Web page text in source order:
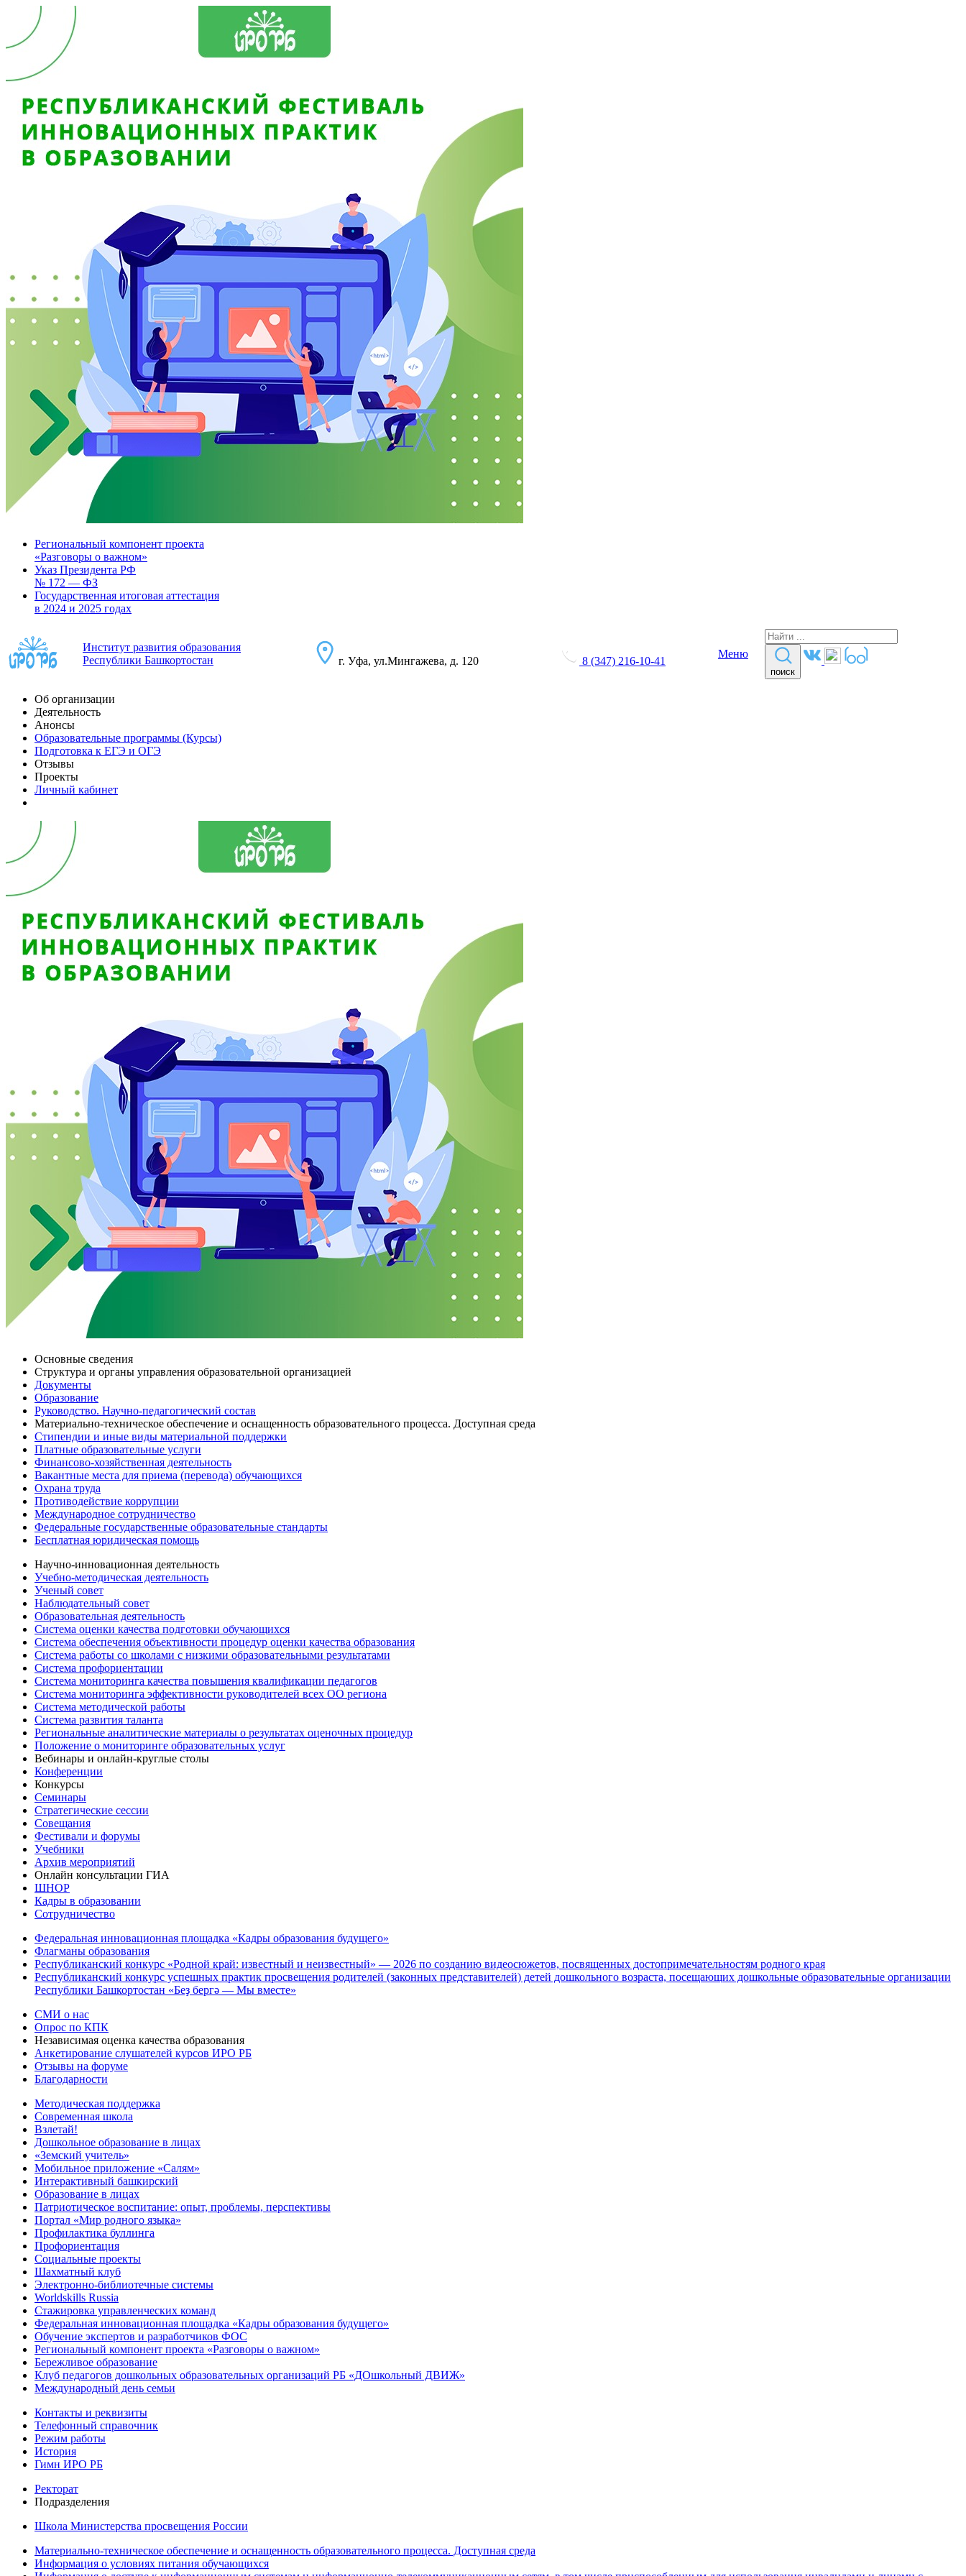
Региональный компонент проекта
«Разговоры о важном»
Указ Президента РФ
№ 172 — ФЗ
Государственная итоговая аттестация
в 2024 и 2025 годах
Институт развития образования
Республики Башкортостан
г. Уфа, ул.Мингажева, д. 120 8 (347) 216-10-41
Меню
поиск
Об организации
Деятельность
Анонсы
Образовательные программы (Курсы)
Подготовка к ЕГЭ и ОГЭ
Отзывы
Проекты
Личный кабинет
Основные сведения
Структура и органы управления образовательной организацией
Документы
Образование
Руководство. Научно-педагогический состав
Материально-техническое обеспечение и оснащенность образовательного процесса. Доступная среда
Стипендии и иные виды материальной поддержки
Платные образовательные услуги
Финансово-хозяйственная деятельность
Вакантные места для приема (перевода) обучающихся
Охрана труда
Противодействие коррупции
Международное сотрудничество
Федеральные государственные образовательные стандарты
Бесплатная юридическая помощь
Научно-инновационная деятельность
Учебно-методическая деятельность
Ученый совет
Наблюдательный совет
Образовательная деятельность
Система оценки качества подготовки обучающихся
Система обеспечения объективности процедур оценки качества образования
Система работы со школами с низкими образовательными результатами
Система профориентации
Система мониторинга качества повышения квалификации педагогов
Система мониторинга эффективности руководителей всех ОО региона
Система методической работы
Система развития таланта
Региональные аналитические материалы о результатах оценочных процедур
Положение о мониторинге образовательных услуг
Вебинары и онлайн-круглые столы
Конференции
Конкурсы
Семинары
Стратегические сессии
Совещания
Фестивали и форумы
Учебники
Архив мероприятий
Онлайн консультации ГИА
ШНОР
Кадры в образовании
Сотрудничество
Федеральная инновационная площадка «Кадры образования будущего»
Флагманы образования
Республиканский конкурс «Родной край: известный и неизвестный» — 2026 по созданию видеосюжетов, посвященных достопримечательностям родного края
Республиканский конкурс успешных практик просвещения родителей (законных представителей) детей дошкольного возраста, посещающих дошкольные образовательные организации
Республики Башкортостан «Беҙ бергә — Мы вместе»
СМИ о нас
Опрос по КПК
Независимая оценка качества образования
Анкетирование слушателей курсов ИРО РБ
Отзывы на форуме
Благодарности
Методическая поддержка
Современная школа
Взлетай!
Дошкольное образование в лицах
«Земский учитель»
Мобильное приложение «Салям»
Интерактивный башкирский
Образование в лицах
Патриотическое воспитание: опыт, проблемы, перспективы
Портал «Мир родного языка»
Профилактика буллинга
Профориентация
Социальные проекты
Шахматный клуб
Электронно-библиотечные системы
Worldskills Russia
Стажировка управленческих команд
Федеральная инновационная площадка «Кадры образования будущего»
Обучение экспертов и разработчиков ФОС
Региональный компонент проекта «Разговоры о важном»
Бережливое образование
Клуб педагогов дошкольных образовательных организаций РБ «ДОшкольный ДВИЖ»
Международный день семьи
Контакты и реквизиты
Телефонный справочник
Режим работы
История
Гимн ИРО РБ
Ректорат
Подразделения
Школа Министерства просвещения России
Материально-техническое обеспечение и оснащенность образовательного процесса. Доступная среда
Информация о условиях питания обучающихся